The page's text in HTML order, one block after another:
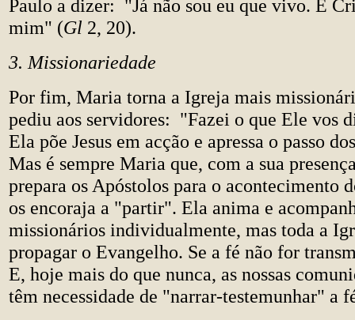
Paulo a dizer: "Já não sou eu que vivo. É
mim" (Gl 2, 20).
3. Missionariedade
Por fim, Maria torna a Igreja mais
pediu aos servidores: "Fazei o que Ele vos
Ela põe Jesus em acção e apressa o passo
Mas é sempre Maria que, com a sua
prepara os Apóstolos para o acontecimento
os encoraja a "partir". Ela anima e
missionários individualmente, mas toda a
propagar o Evangelho. Se a fé não for
E, hoje mais do que nunca, as nossas
têm necessidade de "narrar-testemunhar" a